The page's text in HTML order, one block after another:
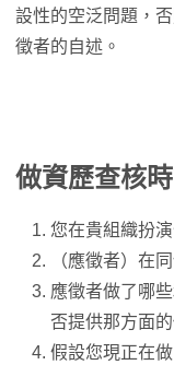
設性的空泛問題，
徵者的自述。
做資歷查核
您在貴組織扮
（應徵者）在
應徵者做了哪
否提供那方面的
假設您現正在